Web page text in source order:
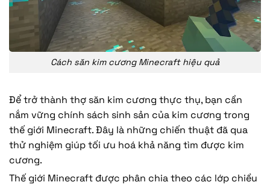
Cách săn kim cương Minecraft hiệu quả
Để trở thành thợ săn kim cương thực thụ, bạn cần
nắm vững chính sách sinh sản của kim cương trong
thế giới Minecraft. Đây là những chiến thuật đã qua
thử nghiệm giúp tối ưu hoá khả năng tìm được kim
cương.
Thế giới Minecraft được phân chia theo các lớp chiều